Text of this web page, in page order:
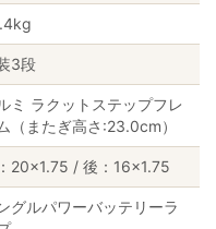
3段
ミ ラクットステップフレ
（またぎ高さ:23.0cm）
20×1.75 / 後：16×1.75
グルパワーバッテリーラ